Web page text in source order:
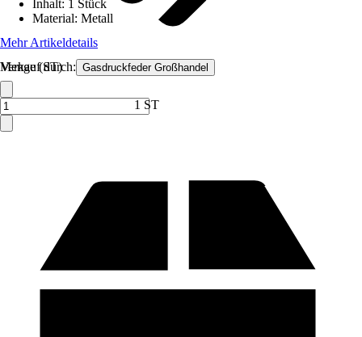
Verkauf durch: Gasdruckfeder Großhandel
Inhalt: 1 Stück
Material: Metall
Mehr Artikeldetails
Menge (ST)
1 ST